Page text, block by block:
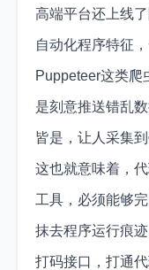
高端平台还上线
自动化程序特征
Puppeteer这类爬
是刻意推送错乱
皆是，让人采集
这也就意味着，
工具，必须能够
抹去程序运行痕
打码接口，打通